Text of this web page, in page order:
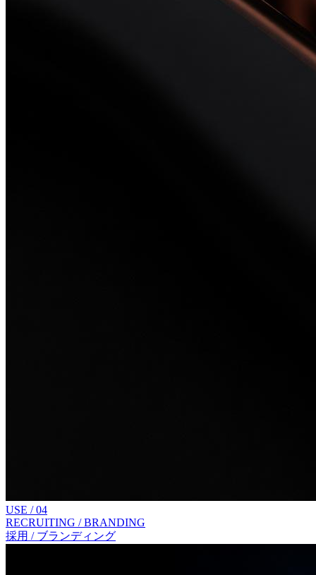
USE /04
RECRUITING / BRANDING
採用 / ブランディング